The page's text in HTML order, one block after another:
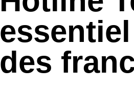
des